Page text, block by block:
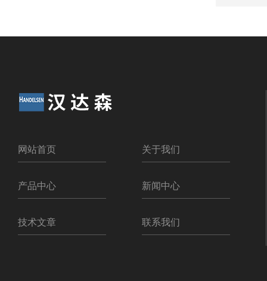
网站首页 关于我们
产品中心 新闻中心
技术文章 联系我们